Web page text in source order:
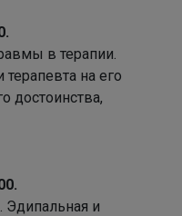
в терапии.
на его
достоинства,
Эдипальная и